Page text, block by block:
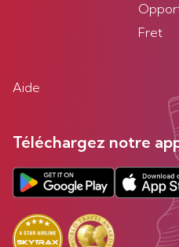
Fret
Aide
Téléchargez notre